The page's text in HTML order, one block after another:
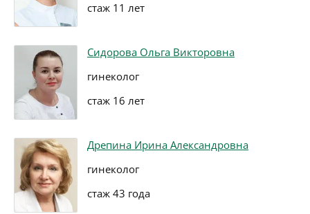
стаж 11 лет
Сидорова Ольга Викторовна
гинеколог
стаж 16 лет
Дрепина Ирина Александровна
гинеколог
стаж 43 года